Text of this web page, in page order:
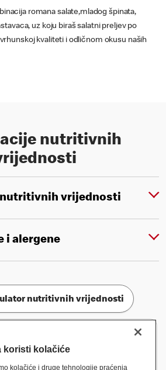
romana salate,mladog špinata,
uz koju biraš salatni preljev po
kvaliteti i odličnom okusu naših
nutritivnih
vrijednosti
i alergene
nutritivnih vrijednosti
koristi kolačiće
kolačiće i druge tehnologije praćenja